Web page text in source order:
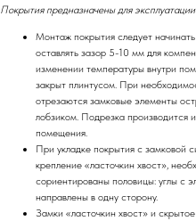
Покрытия предназначены для
Монтаж покрытия следует
оставлять зазор 5-10 мм для
изменении температуры внутри
закрыт плинтусом. При
отрезаются замковые элементы
лобзиком. Подрезка производится
помещения.
При укладке покрытия с замковой
крепление «ласточкин хвост»,
сориентированы половицы: углы с
направлены в одну сторону.
Замки «ласточкин хвост» и